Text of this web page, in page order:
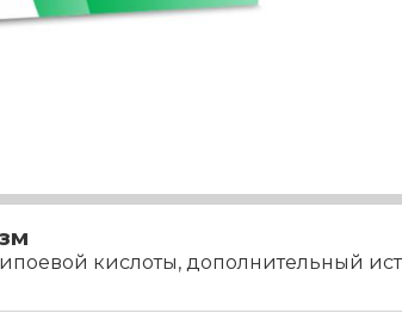
кислоты, дополнительный